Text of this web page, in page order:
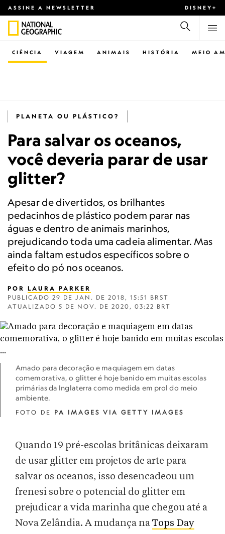
ASSINE A NEWSLETTER DISNEY+
CIÊNCIA VIAGEM ANIMAIS HISTÓRIA MEIO
PLANETA OU PLÁSTICO?
Para salvar os oceanos,
você deveria parar de usar
glitter?
Apesar de divertidos, os brilhantes
pedacinhos de plástico podem parar nas
águas e dentro de animais marinhos,
prejudicando toda uma cadeia alimentar. Mas
ainda faltam estudos específicos sobre o
efeito do pó nos oceanos.
POR LAURA PARKER
PUBLICADO 29 DE JAN. DE 2018, 15:51 BRST
ATUALIZADO 5 DE NOV. DE 2020, 03:22 BRT
Amado para decoração e maquiagem em datas
comemorativa, o glitter é hoje banido em muitas escolas
primárias da Inglaterra como medida em prol do meio
ambiente.
FOTO DE PA IMAGES VIA GETTY IMAGES
Quando 19 pré-escolas britânicas deixaram
de usar glitter em projetos de arte para
salvar os oceanos, isso desencadeou um
frenesi sobre o potencial do glitter em
prejudicar a vida marinha que chegou até a
Nova Zelândia. A mudança naTops Day